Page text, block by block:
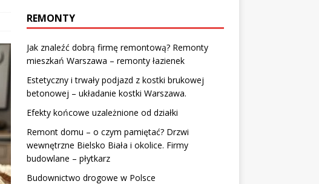
REMONTY
Jak znaleźć dobrą firmę remontową? Remonty
mieszkań Warszawa – remonty łazienek
Estetyczny i trwały podjazd z kostki brukowej
betonowej – układanie kostki Warszawa.
Efekty końcowe uzależnione od działki
Remont domu – o czym pamiętać? Drzwi
wewnętrzne Bielsko Biała i okolice. Firmy
budowlane – płytkarz
Budownictwo drogowe w Polsce